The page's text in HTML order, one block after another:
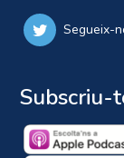
Segueix-
Subscriu-